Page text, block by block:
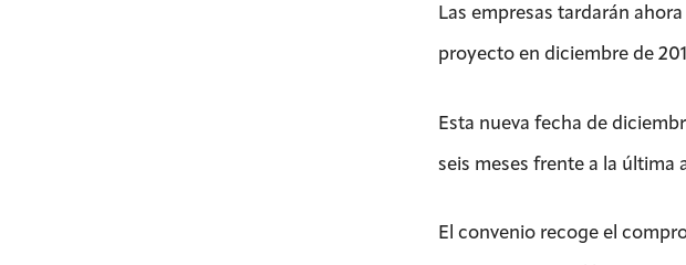
Las empresas tardarán
proyecto en diciembre de
Esta nueva fecha de
seis meses frente a la última
El convenio recoge el